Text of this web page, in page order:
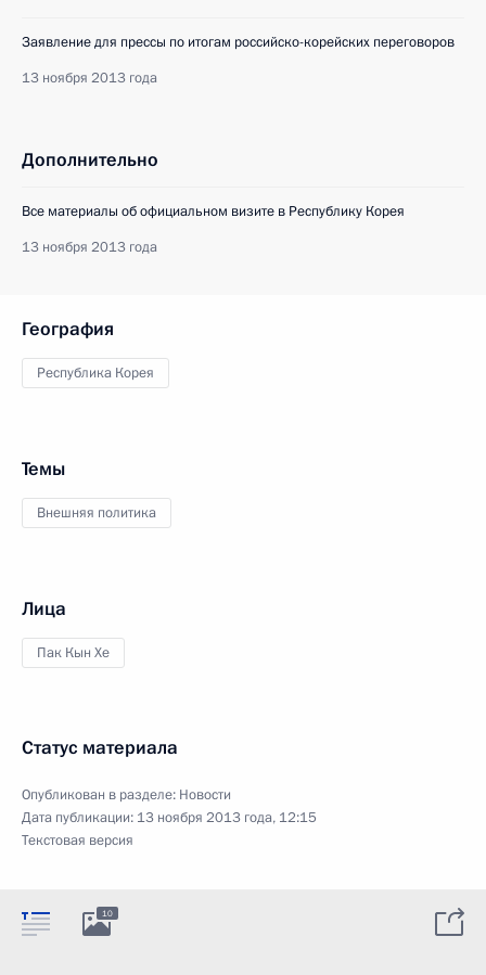
Заявление для прессы по итогам российско-корейских переговоров
13 ноября 2013 года
Дополнительно
Все материалы об официальном визите в Республику Корея
13 ноября 2013 года
География
Республика Корея
Темы
Внешняя политика
Лица
Пак Кын Хе
Статус материала
Опубликован в разделе: Новости
Дата публикации: 13 ноября 2013 года, 12:15
Текстовая версия
10